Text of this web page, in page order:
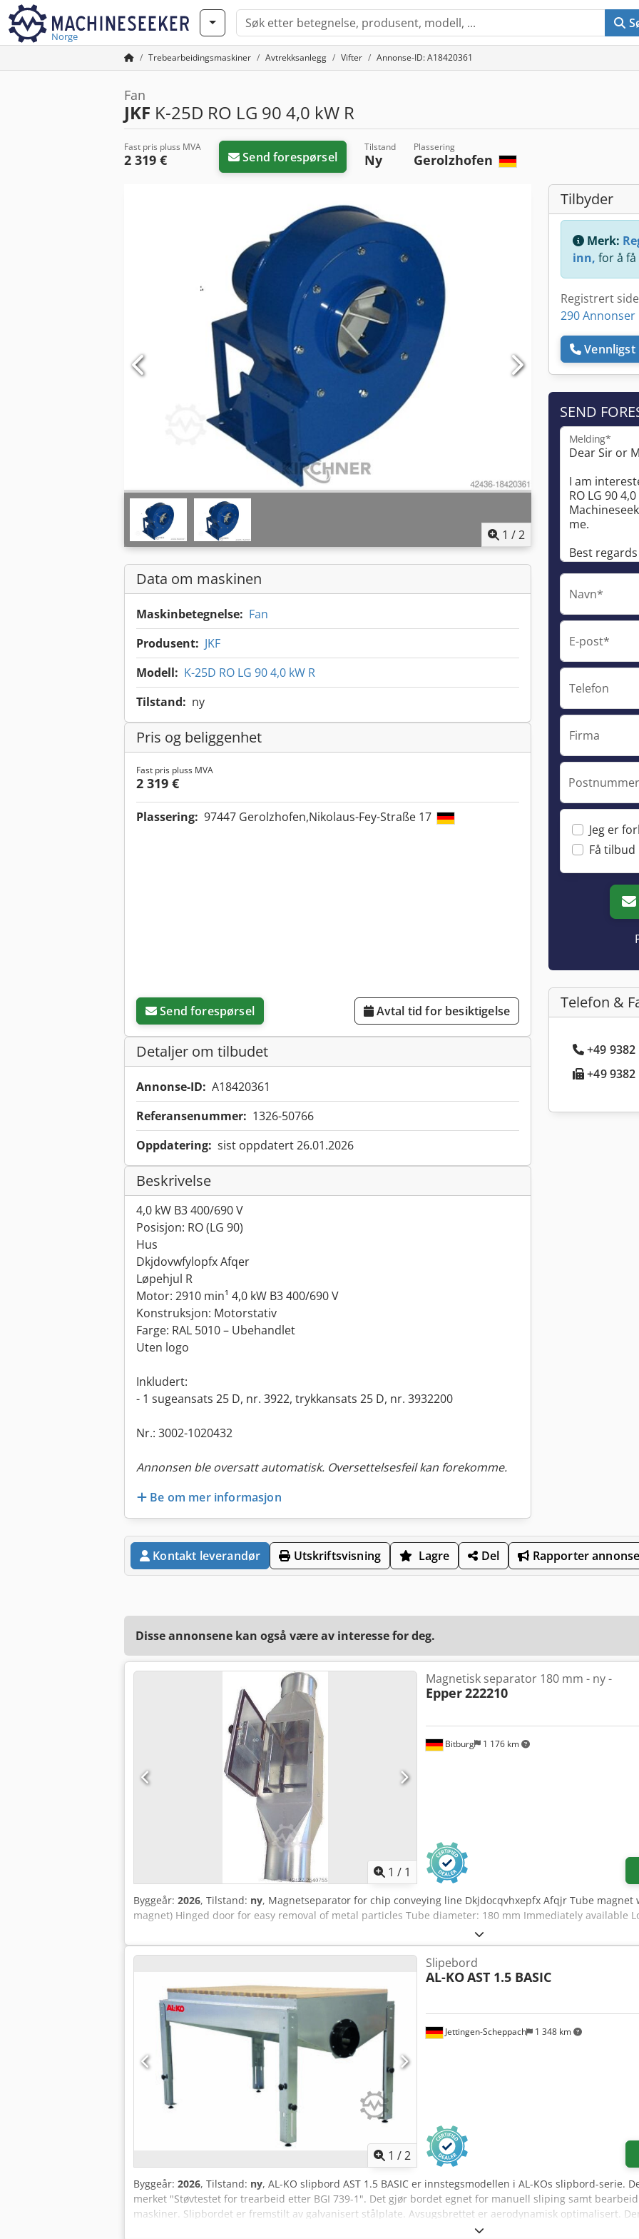
Norge
Trebearbeidingsmaskiner Avtrekksanlegg Vifter Annonse-ID: A18420361
Fan
JKF K-25D RO LG 90 4,0 kW R
Fast pris pluss MVA
2 319 € Send forespørsel
Tilstand
Ny
Plassering
Gerolzhofen
1 /2
Data om maskinen
Maskinbetegnelse: Fan
Produsent: JKF
Modell: K-25D RO LG 90 4,0 kW R
Tilstand: ny
Pris og beliggenhet
Fast pris pluss MVA
2 319 €
Plassering: 97447 Gerolzhofen,Nikolaus-Fey-Straße 17
Send forespørsel Avtal tid for besiktigelse
Detaljer om tilbudet
Annonse-ID: A18420361
Referansenummer: 1326-50766
Oppdatering: sist oppdatert 26.01.2026
Beskrivelse
4,0 kW B3 400/690 V
Posisjon: RO (LG 90)
Hus
Dkjdovwfylopfx Afqer
Løpehjul R
Motor: 2910 min¹ 4,0 kW B3 400/690 V
Konstruksjon: Motorstativ
Farge: RAL 5010 – Ubehandlet
Uten logo
Inkludert:
- 1 sugeansats 25 D, nr. 3922, trykkansats 25 D, nr. 3932200
Nr.: 3002-1020432
Annonsen ble oversatt automatisk. Oversettelsesfeil kan forekomme.
Be om mer informasjon
Tilbyder
Merk:
inn, for å
Registrert
290
SEND
Melding*
Navn*
E-post*
Telefon
Firma
Jeg er
Få
Telefon &
+49
+49
Kontakt leverandør Utskriftsvisning Lagre Del Rapporter
Disse annonsene kan også være av interesse for deg.
1 / 1
Bitburg 1 176 km
Magnetisk separator 180 mm - ny -
Epper222210
Byggeår: 2026, Tilstand: ny, Magnetseparator for chip conveying line Dkjdocqvhxepfx Afqjr Tube
magnet) Hinged door for easy removal of metal particles Tube diameter: 180 mm Immediately available
1 /2
Jettingen-Scheppach 1 348 km
Slipebord
AL-KOAST 1.5 BASIC
Byggeår: 2026, Tilstand: ny, AL-KO slipbord AST 1.5 BASIC er innstegsmodellen i AL-KOs slipbord-serie.
merket "Støvtestet for trearbeid etter BGI 739-1". Det gjør bordet egnet for manuell sliping samt
maskiner. Slipbordet er fremstilt av galvanisert stålplate. Avsugsbrettet er aerodynamisk optimalisert.
brettet med integrert luftkanal leder luftstrømmen effektivt mot avsugstussen. Tilkobling til eksisterende